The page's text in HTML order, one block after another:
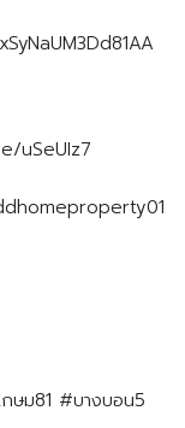
uSeUIz7
ษม81 #บางบอน5